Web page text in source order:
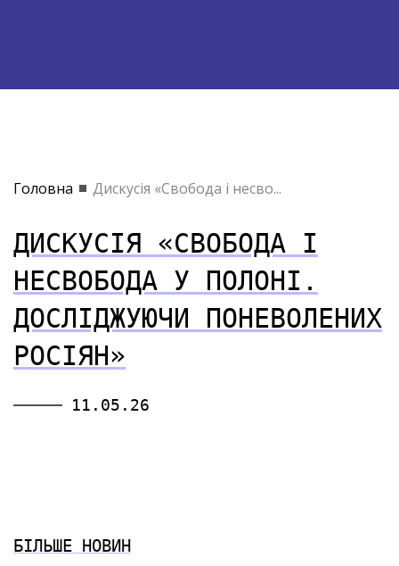
Головна Дискусія «Свобода і несво...
ДИСКУСІЯ «СВОБОДА І
НЕСВОБОДА У ПОЛОНІ.
ДОСЛІДЖУЮЧИ ПОНЕВОЛЕНИХ
РОСІЯН»
11.05.26
БІЛЬШЕ НОВИН